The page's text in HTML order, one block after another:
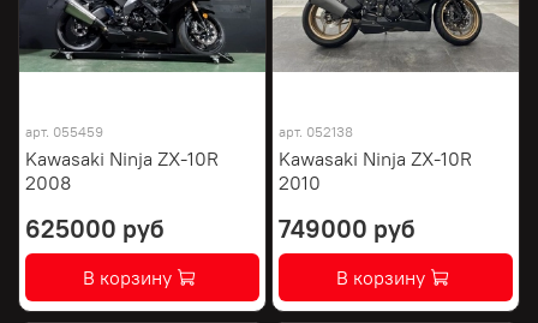
арт. 055459
Kawasaki Ninja ZX-10R
2008
625000 руб
В корзину
арт. 052138
Kawasaki Ninja ZX-10R
2010
749000 руб
В корзину